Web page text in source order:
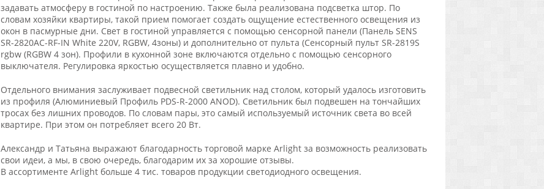
задавать атмосферу в гостиной по настроению. Также была реализована подсветка штор. По
словам хозяйки квартиры, такой прием помогает создать ощущение естественного освещения из
окон в пасмурные дни. Свет в гостиной управляется с помощью сенсорной панели (Панель SENS
SR-2820AC-RF-IN White 220V, RGBW, 4зоны) и дополнительно от пульта (Сенсорный пульт SR-2819S
rgbw (RGBW 4 зон). Профили в кухонной зоне включаются отдельно с помощью сенсорного
выключателя. Регулировка яркостью осуществляется плавно и удобно.
Отдельного внимания заслуживает подвесной светильник над столом, который удалось изготовить
из профиля (Алюминиевый Профиль PDS-R-2000 ANOD). Светильник был подвешен на тончайших
тросах без лишних проводов. По словам пары, это самый используемый источник света во всей
квартире. При этом он потребляет всего 20 Вт.
Александр и Татьяна выражают благодарность торговой марке Arlight за возможность реализовать
свои идеи, а мы, в свою очередь, благодарим их за хорошие отзывы.
В ассортименте Arlight больше 4 тис. товаров продукции светодиодного освещения.